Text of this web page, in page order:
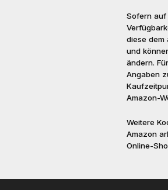
Sofern auf
diese dem
und
ändern.
Angaben
Amazon-
Weitere
Amazon
Online-